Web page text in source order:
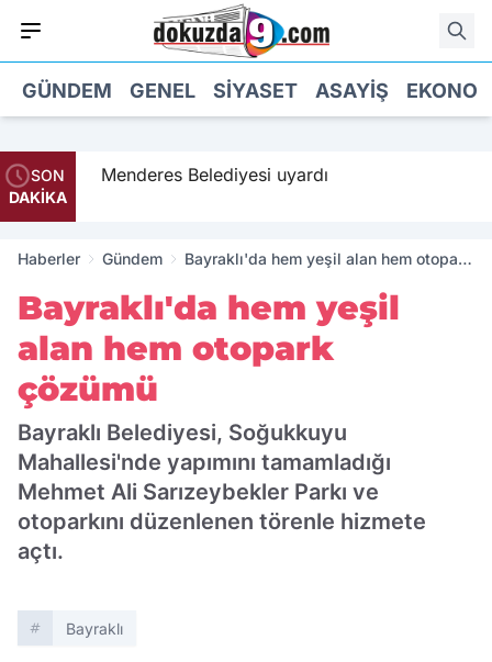
GÜNDEM GENEL SIYASET ASAYIŞ
SON
DAKİKA
geldi Menderes Belediyesi uyardı
Haberler Gündem
Bayraklı'da hem yeşil alan hem otopark
Bayraklı'da hem yeşil
alan hem otopark
çözümü
Bayraklı Belediyesi, Soğukkuyu
Mahallesi'nde yapımını tamamladığı
Mehmet Ali Sarızeybekler Parkı ve
otoparkını düzenlenen törenle hizmete
açtı.
Bayraklı